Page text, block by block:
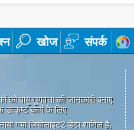
खोज संपर्क
को वायु गुणवत्ता की जानकारी बनाए
कार्य के लिए
गया जियोलाइट2 डेटा शामिल है,